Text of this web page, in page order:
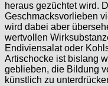
heraus gezüchtet wird.
Geschmacksvorlieben
wird dabei aber
wertvollen
Endiviensalat oder
Artischocke ist bislang
geblieben, die Bildung
künstlich zu